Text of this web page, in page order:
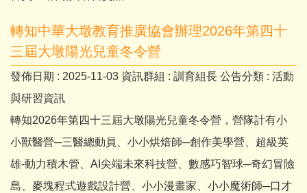
轉知中華大墩教育推廣協會辦理2026年第四十
三屆大墩陽光兒童冬令營
發佈日期 : 2025-11-03 資訊群組 : 訓育組長 公告分類 : 活動
與研習資訊
轉知2026年第四十三屆大墩陽光兒童冬令營，營隊計有小
小獸醫營─三醫總動員、小小烘焙師─創作美學營、超級英
雄-動力積木管、AI尖端未來科技營、數感巧智球─奇幻冒險
島、麥塊程式遊戲設計營、小小漫畫家、小小魔術師─口才